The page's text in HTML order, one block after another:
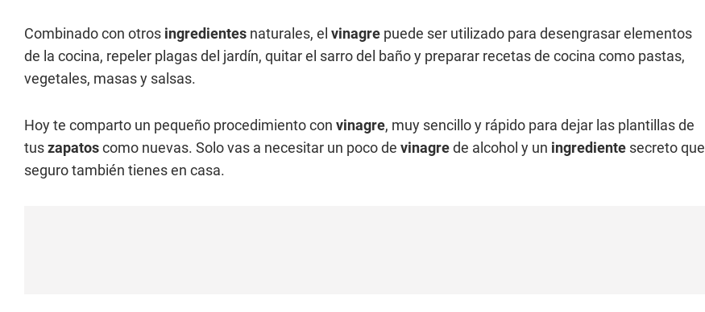
Combinado con otros ingredientes naturales, el vinagre puede ser utilizado para desengrasar elementos
de la cocina, repeler plagas del jardín, quitar el sarro del baño y preparar recetas de cocina como pastas,
vegetales, masas y salsas.
Hoy te comparto un pequeño procedimiento con vinagre, muy sencillo y rápido para dejar las plantillas de
tuszapatoscomo nuevas. Solo vas a necesitar un poco de vinagrede alcohol y un ingrediente secreto que
seguro también tienes en casa.